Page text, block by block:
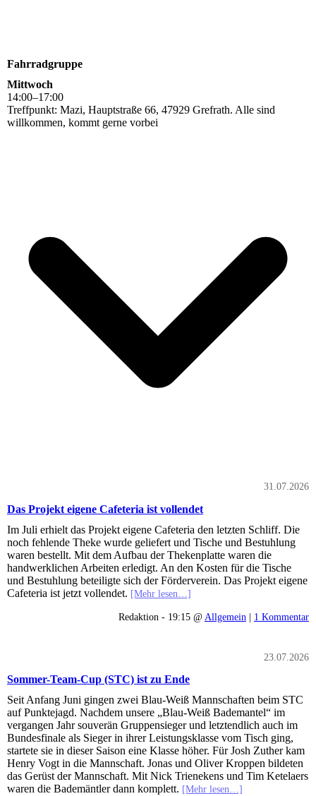
Fahrradgruppe
Mittwoch
14:00–17:00
Treffpunkt: Mazi, Hauptstraße 66, 47929 Grefrath. Alle sind
willkommen, kommt gerne vorbei
31.07.2026
Das Projekt eigene Cafeteria ist vollendet
Im Juli erhielt das Projekt eigene Cafeteria den letzten Schliff. Die
noch fehlende Theke wurde geliefert und Tische und Bestuhlung
waren bestellt. Mit dem Aufbau der Thekenplatte waren die
handwerklichen Arbeiten erledigt. An den Kosten für die Tische
und Bestuhlung beteiligte sich der Förderverein. Das Projekt eigene
Cafeteria ist jetzt vollendet. [Mehr lesen…]
Redaktion - 19:15 @ Allgemein | 1 Kommentar
23.07.2026
Sommer-Team-Cup (STC) ist zu Ende
Seit Anfang Juni gingen zwei Blau-Weiß Mannschaften beim STC
auf Punktejagd. Nachdem unsere „Blau-Weiß Bademantel“ im
vergangen Jahr souverän Gruppensieger und letztendlich auch im
Bundesfinale als Sieger in ihrer Leistungsklasse vom Tisch ging,
startete sie in dieser Saison eine Klasse höher. Für Josh Zuther kam
Henry Vogt in die Mannschaft. Jonas und Oliver Kroppen bildeten
das Gerüst der Mannschaft. Mit Nick Trienekens und Tim Ketelaers
waren die Bademäntler dann komplett. [Mehr lesen…]